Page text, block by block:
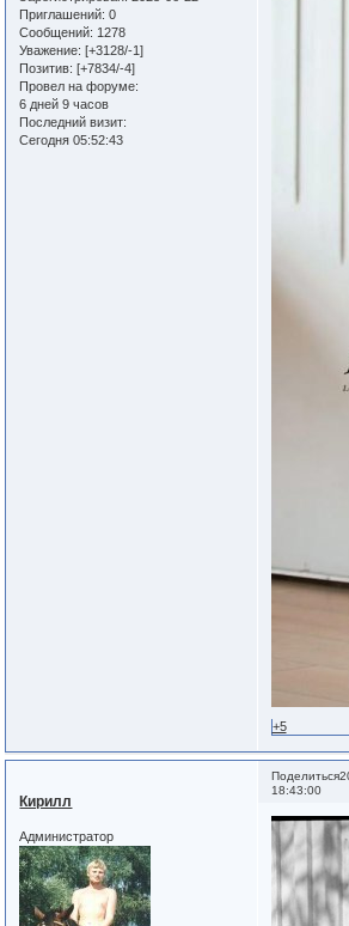
Приглашений: 0
Сообщений: 1278
Уважение: [+3128/-1]
Позитив: [+7834/-4]
Провел на форуме:
6 дней 9 часов
Последний визит:
Сегодня 05:52:43
+5
Поделиться
18:43:00
Кирилл
Администратор